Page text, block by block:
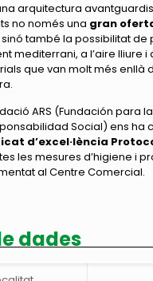
arquitectura
no només una gran
sinó també la possibilitat de
mediterrani, a l’aire lliure
que van molt més enllà
ARS (Fundación para
Social) ens ha
d’excel·lència
les mesures d’higiene i
al Centre Comercial.
dades